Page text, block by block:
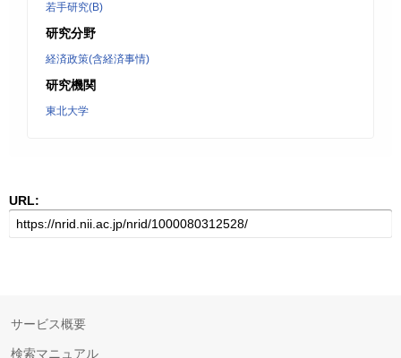
若手研究(B)
研究分野
経済政策(含経済事情)
研究機関
東北大学
URL:
サービス概要
検索マニュアル